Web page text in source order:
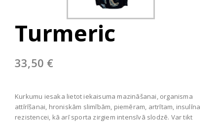
Turmeric
33,50 €
Kurkumu iesaka lietot iekaisuma mazināšanai, organisma
attīrīšanai, hroniskām slimībām, piemēram, artrītam, insulīna
rezistencei, kā arī sporta zirgiem intensīvā slodzē. Var tikt